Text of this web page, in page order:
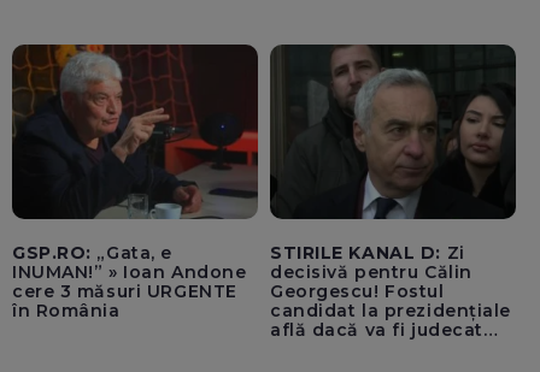
lucrările de punere în
siguranță a părții grav
afectate
GSP.RO: „Gata, e
INUMAN!” » Ioan Andone
cere 3 măsuri URGENTE
în România
STIRILE KANAL D: Zi
decisivă pentru Călin
Georgescu! Fostul
candidat la prezidențiale
află dacă va fi judecat